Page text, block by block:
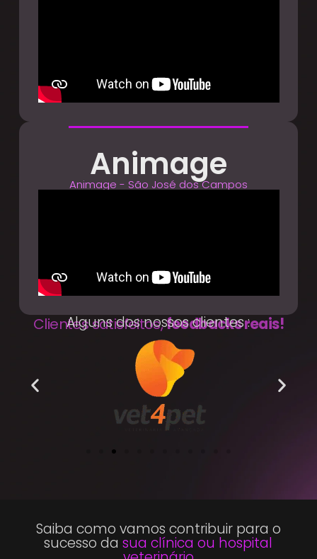
Animage
Animage - São José dos Campos
Clientes satisfeitos,feedbacks reais!
Alguns dos nossos clientes :
Saiba como vamos contribuir para o
sucesso da sua clínica ou hospital